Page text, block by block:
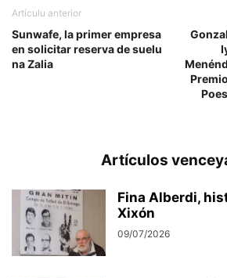
Artículu anterior
Sunwafe, la primer empresa
en solicitar reserva de suelu
na Zalia
Artículos
Fina Alberdi,
Xixón
09/07/2026